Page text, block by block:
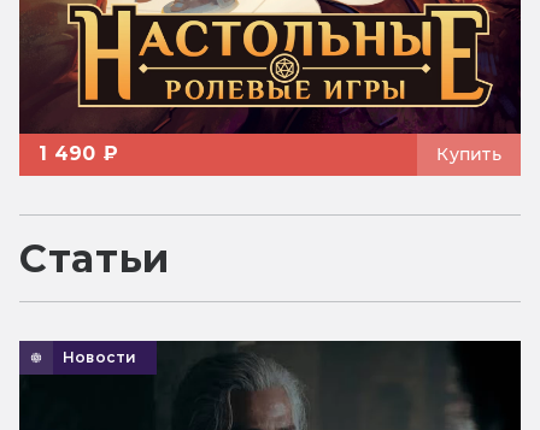
1 490 ₽ Купить
Статьи
Новости